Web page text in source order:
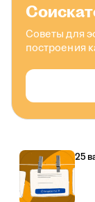
Советы для
построения
25